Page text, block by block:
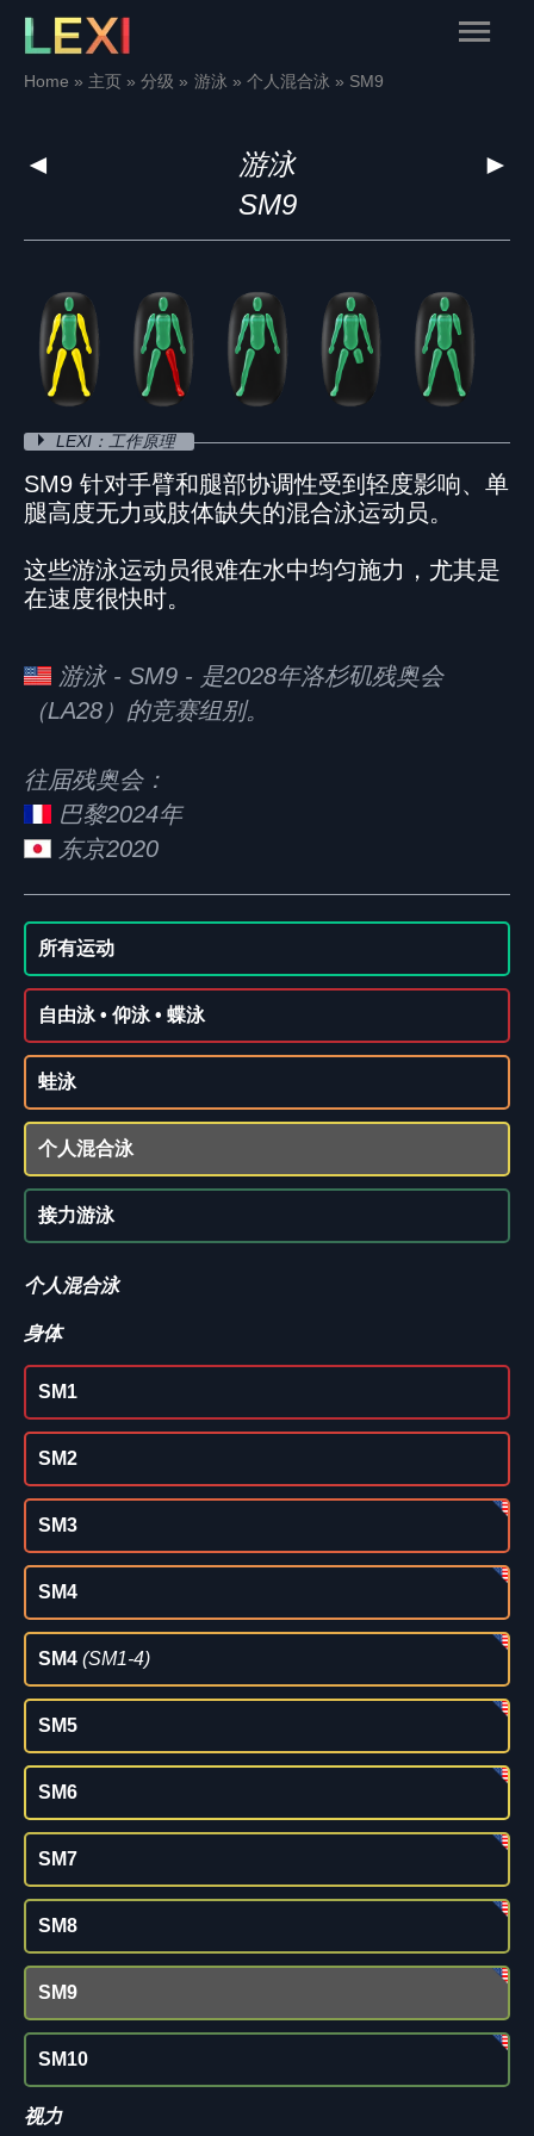
Skip
content
Main
Home 主页 分级 游泳 个人混合泳 SM9
◄ ►
游泳
SM9
LEXI：工作原理
SM9 针对手臂和腿部协调性受到轻度影响、单
腿高度无力或肢体缺失的混合泳运动员。
这些游泳运动员很难在水中均匀施力，尤其是
在速度很快时。
游泳 - SM9 - 是2028年洛杉矶残奥会
（LA28）的竞赛组别。
往届残奥会：
巴黎2024年
东京2020
所有运动
自由泳 • 仰泳 • 蝶泳
蛙泳
个人混合泳
接力游泳
个人混合泳
身体
SM1
SM2
SM3
SM4
SM4 (SM1-4)
SM5
SM6
SM7
SM8
SM9
SM10
视力